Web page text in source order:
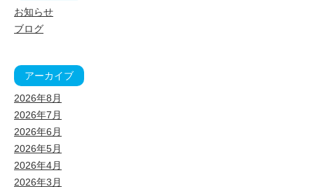
お知らせ
ブログ
アーカイブ
2026年8月
2026年7月
2026年6月
2026年5月
2026年4月
2026年3月